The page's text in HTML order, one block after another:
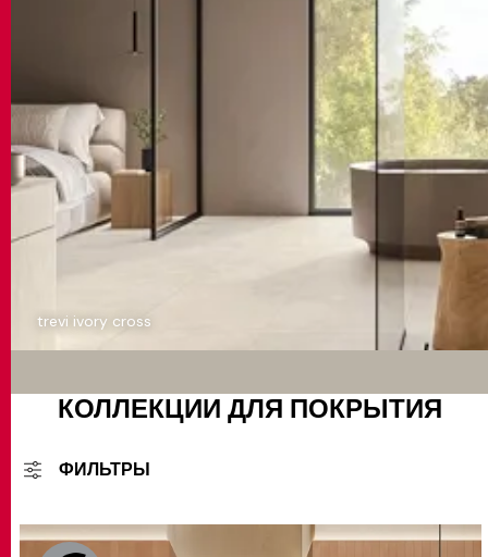
trevi ivory cross
КОЛЛЕКЦИИ ДЛЯ ПОКРЫТИЯ
ФИЛЬТРЫ